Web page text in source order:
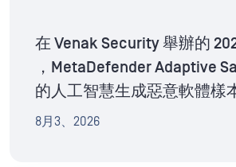
在 Venak Security 舉辦的
，MetaDefender Adaptive
的人工智慧生成惡意軟體樣
8月3、2026